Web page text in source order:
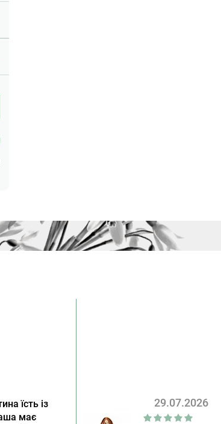
їсть із
має
29.07.2026